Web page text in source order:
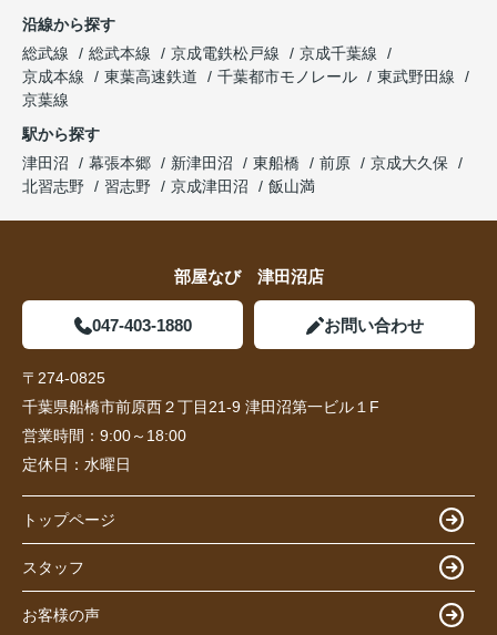
沿線から探す
総武線
総武本線 京成電鉄松戸線
京成千葉線
京成本線
東葉高速鉄道 千葉都市モノレール
東武野田線
京葉線
駅から探す
津田沼
幕張本郷 新津田沼 東船橋 前原
京成大久保
北習志野
習志野 京成津田沼 飯山満
部屋なび 津田沼店
047-403-1880 お問い合わせ
〒274-0825
千葉県船橋市前原西２丁目21-9 津田沼第一ビル１F
営業時間： 9:00～18:00
定休日： 水曜日
トップページ
スタッフ
お客様の声